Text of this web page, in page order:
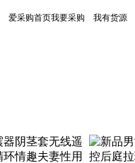
爱采购首页我要采购 我有货源